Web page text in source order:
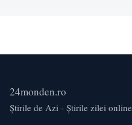
24monden.ro
Știrile de Azi - Știrile zilei online